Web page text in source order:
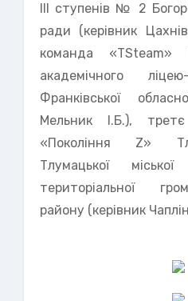
ІІІ ступенів № 2
ради (керівник
команда «TSteam»
академічного
Франківської
Мельник І.Б.),
«Покоління Z»
Тлумацької
територіальної
району (керівник